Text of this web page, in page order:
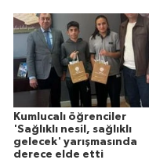
Kumlucalı öğrenciler
'Sağlıklı nesil, sağlıklı
gelecek' yarışmasında
derece elde etti